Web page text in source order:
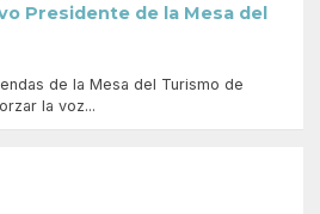
Presidente de la Mesa del
de la Mesa del Turismo de
la voz...